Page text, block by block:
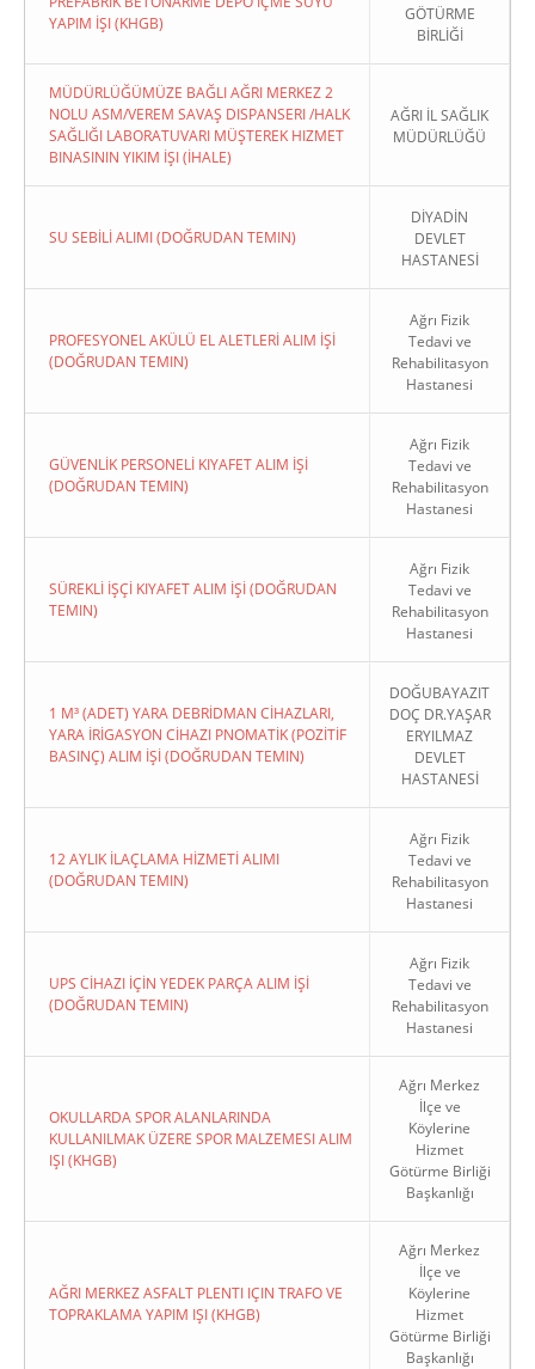
YAPIM İŞI (KHGB)
GÖTÜRME
BİRLİĞİ
MÜDÜRLÜĞÜMÜZE BAĞLI AĞRI MERKEZ 2
NOLU ASM/VEREM SAVAŞ DISPANSERI /HALK
SAĞLIĞI LABORATUVARI MÜŞTEREK HIZMET
BINASININ YIKIM İŞI (İHALE)
AĞRI İL SAĞLIK
MÜDÜRLÜĞÜ
SU SEBİLİ ALIMI (DOĞRUDAN TEMIN)
DİYADİN
DEVLET
HASTANESİ
PROFESYONEL AKÜLÜ EL ALETLERİ ALIM İŞİ
(DOĞRUDAN TEMIN)
Ağrı Fizik
Tedavi ve
Rehabilitasyon
Hastanesi
GÜVENLİK PERSONELİ KIYAFET ALIM İŞİ
(DOĞRUDAN TEMIN)
Ağrı Fizik
Tedavi ve
Rehabilitasyon
Hastanesi
SÜREKLİ İŞÇİ KIYAFET ALIM İŞİ (DOĞRUDAN
TEMIN)
Ağrı Fizik
Tedavi ve
Rehabilitasyon
Hastanesi
1 M³ (ADET) YARA DEBRİDMAN CİHAZLARI,
YARA İRİGASYON CİHAZI PNOMATİK (POZİTİF
BASINÇ) ALIM İŞİ (DOĞRUDAN TEMIN)
DOĞUBAYAZIT
DOÇ DR.YAŞAR
ERYILMAZ
DEVLET
HASTANESİ
12 AYLIK İLAÇLAMA HİZMETİ ALIMI
(DOĞRUDAN TEMIN)
Ağrı Fizik
Tedavi ve
Rehabilitasyon
Hastanesi
UPS CİHAZI İÇİN YEDEK PARÇA ALIM İŞİ
(DOĞRUDAN TEMIN)
Ağrı Fizik
Tedavi ve
Rehabilitasyon
Hastanesi
OKULLARDA SPOR ALANLARINDA
KULLANILMAK ÜZERE SPOR MALZEMESI ALIM
IŞI (KHGB)
Ağrı Merkez
İlçe ve
Köylerine
Hizmet
Götürme Birliği
Başkanlığı
AĞRI MERKEZ ASFALT PLENTI IÇIN TRAFO VE
TOPRAKLAMA YAPIM IŞI (KHGB)
Ağrı Merkez
İlçe ve
Köylerine
Hizmet
Götürme Birliği
Başkanlığı